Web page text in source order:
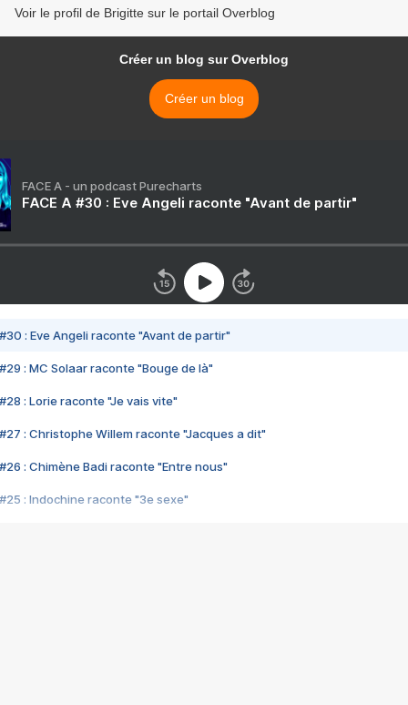
Voir le profil de Brigitte sur le portail Overblog
Créer un blog sur Overblog
Créer un blog
FACE A - un podcast Purecharts
FACE A #30 : Eve Angeli raconte "Avant de partir"
#30 : Eve Angeli raconte "Avant de partir"
#29 : MC Solaar raconte "Bouge de là"
#28 : Lorie raconte "Je vais vite"
#27 : Christophe Willem raconte "Jacques a dit"
#26 : Chimène Badi raconte "Entre nous"
#25 : Indochine raconte "3e sexe"